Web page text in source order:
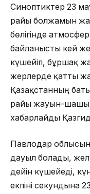
Синоптиктер 23
райы болжамын
бөлігінде
байланысты кей
күшейіп, бұршақ
жерлерде қатты
Қазақстанның
райы жауын-
хабарлайды
Павлодар
дауыл болады, жел
дейін күшейеді,
екпіні секундына